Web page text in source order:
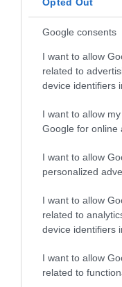
Google consents
I want to allow
related to
device identifiers
I want to allow
Google for online
I want to allow
personalized
I want to allow
related to
device identifiers
I want to allow
related to
amikor a Covid
ez mind kimaradt?
PB: Katasztrofális.
Szerintem a
érintette a
egy másik